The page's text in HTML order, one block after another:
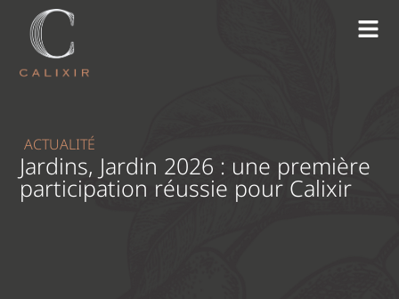
ACTUALITÉ
Jardins, Jardin 2026 : une première
participation réussie pour Calixir